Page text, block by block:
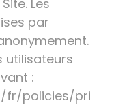
Les
par
utilisateurs
:
fr/policies/pri